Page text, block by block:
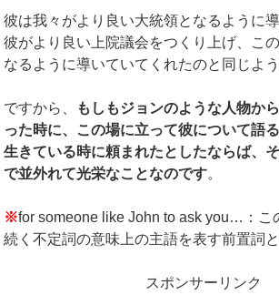
彼は我々がより良い大統領となるように
彼がより良い上院議会をつくり上げ、こ
なるように導いていてくれたのと同じよう
ですから、
もしもジョンのような人物か
った時に、この場に立って彼について語
生きている時に頼まれたとしたならば、
で並外れて光栄なことなのです。
※for someone like John to ask you…：こ
続く不定詞の意味上の主語を表す前置詞
スポンサーリンク